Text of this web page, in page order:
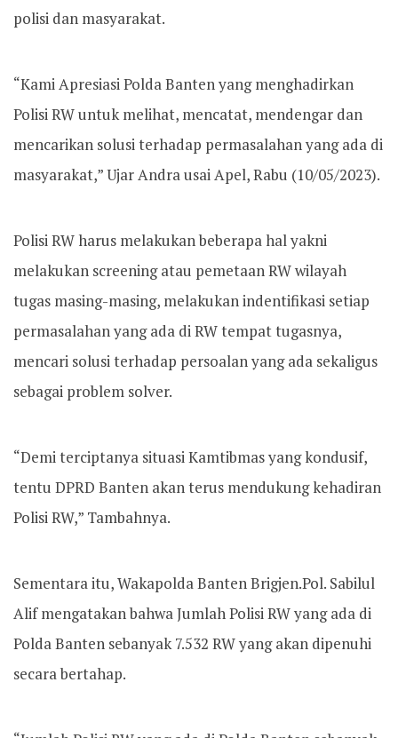
polisi dan masyarakat.
“Kami Apresiasi Polda Banten yang menghadirkan
Polisi RW untuk melihat, mencatat, mendengar dan
mencarikan solusi terhadap permasalahan yang ada di
masyarakat,” Ujar Andra usai Apel, Rabu (10/05/2023).
Polisi RW harus melakukan beberapa hal yakni
melakukan screening atau pemetaan RW wilayah
tugas masing-masing, melakukan indentifikasi setiap
permasalahan yang ada di RW tempat tugasnya,
mencari solusi terhadap persoalan yang ada sekaligus
sebagai problem solver.
“Demi terciptanya situasi Kamtibmas yang kondusif,
tentu DPRD Banten akan terus mendukung kehadiran
Polisi RW,” Tambahnya.
Sementara itu, Wakapolda Banten Brigjen.Pol. Sabilul
Alif mengatakan bahwa Jumlah Polisi RW yang ada di
Polda Banten sebanyak 7.532 RW yang akan dipenuhi
secara bertahap.